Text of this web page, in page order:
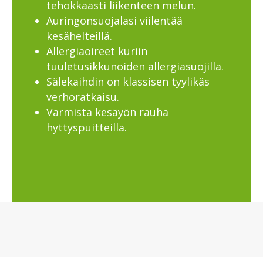
tehokkaasti liikenteen melun.
Auringonsuojalasi viilentää
kesähelteillä.
Allergiaoireet kuriin
tuuletusikkunoiden allergiasuojilla.
Sälekaihdin on klassisen tyylikäs
verhoratkaisu.
Varmista kesäyön rauha
hyttyspuitteilla.